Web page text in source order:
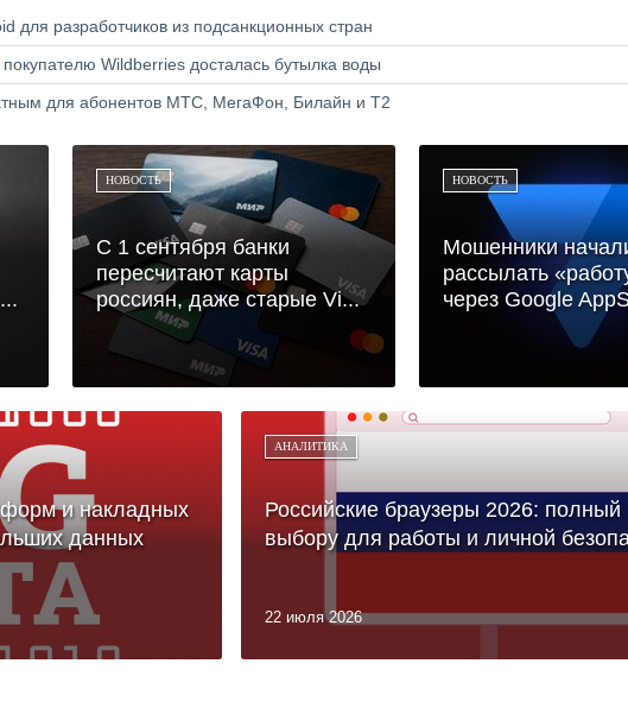
для разработчиков из подсанкционных стран
Wildberries досталась бутылка воды
для абонентов МТС, МегаФон, Билайн и Т2
НОВОСТЬ
С 1 сентября банки
пересчитают карты
россиян, даже старые Vi...
НОВОСТЬ
Мошенники
рассылать
через Google
и накладных
данных
АНАЛИТИКА
Российские браузеры 2026: полный
выбору для работы и личной
22 июля 2026